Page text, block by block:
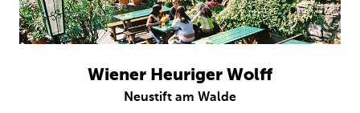
Wiener Heuriger Wolff
Neustift am Walde